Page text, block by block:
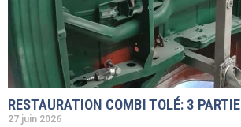
RESTAURATION COMBI TOLÉ: 3 PARTIE
27 juin 2026